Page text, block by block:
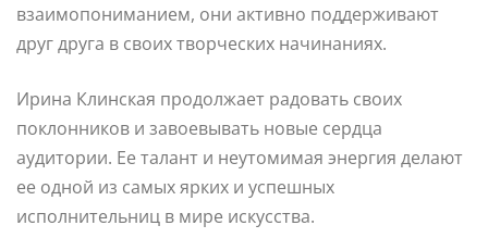
взаимопониманием, они активно поддерживают
друг друга в своих творческих начинаниях.
Ирина Клинская продолжает радовать своих
поклонников и завоевывать новые сердца
аудитории. Ее талант и неутомимая энергия делают
ее одной из самых ярких и успешных
исполнительниц в мире искусства.